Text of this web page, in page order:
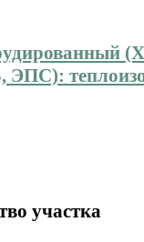
ЭПС):
участка